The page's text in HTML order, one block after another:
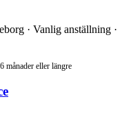
· Vanlig anställning ·
6 månader eller längre